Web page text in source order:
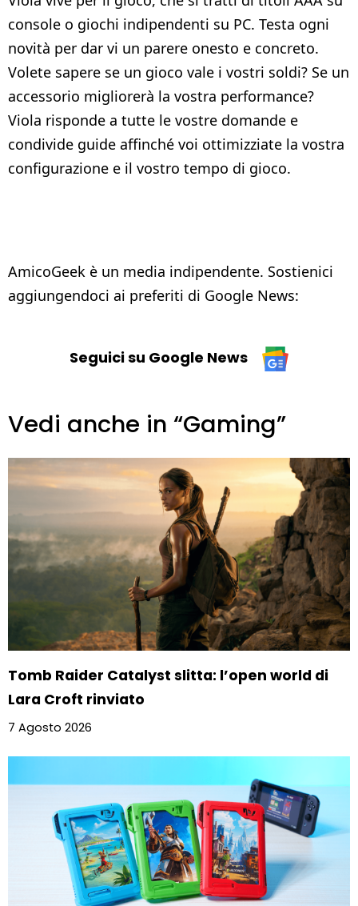
console o giochi indipendenti su PC. Testa ogni
novità per dar vi un parere onesto e concreto.
Volete sapere se un gioco vale i vostri soldi? Se un
accessorio migliorerà la vostra performance?
Viola risponde a tutte le vostre domande e
condivide guide affinché voi ottimizziate la vostra
configurazione e il vostro tempo di gioco.
AmicoGeek è un media indipendente. Sostienici
aggiungendoci ai preferiti di Google News:
Seguici su Google News
Vedi anche in “Gaming”
Tomb Raider Catalyst slitta: l’open world di
Lara Croft rinviato
7 Agosto 2026